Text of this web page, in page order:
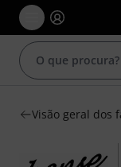
Visão geral dos